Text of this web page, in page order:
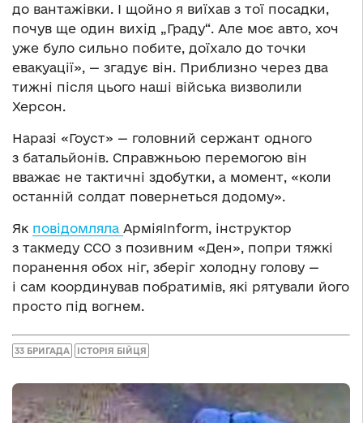
до вантажівки. І щойно я виїхав з тої посадки,
почув ще один вихід „Граду“. Але моє авто, хоч
уже було сильно побите, доїхало до точки
евакуації», — згадує він. Приблизно через два
тижні після цього наші війська визволили
Херсон.
Наразі «Гоуст» — головний сержант одного
з батальйонів. Справжньою перемогою він
вважає не тактичні здобутки, а момент, «коли
останній солдат повернеться додому».
Як повідомляла АрміяInform, інструктор
з такмеду ССО з позивним «Ден», попри тяжкі
поранення обох ніг, зберіг холодну голову —
і сам координував побратимів, які рятували його
просто під вогнем.
33 БРИГАДА ІСТОРІЯ БІЙЦЯ